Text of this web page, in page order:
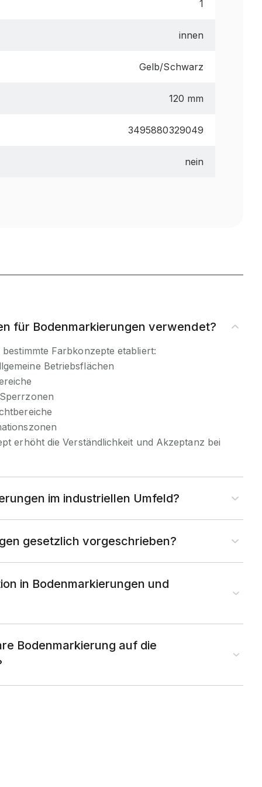
1
innen
Gelb/Schwarz
120 mm
3495880329049
nein
für Bodenmarkierungen verwendet?
Farbkonzepte etabliert:
Betriebsflächen
erhöht die Verständlichkeit und Akzeptanz bei
im industriellen Umfeld?
gesetzlich vorgeschrieben?
in Bodenmarkierungen und
Bodenmarkierung auf die